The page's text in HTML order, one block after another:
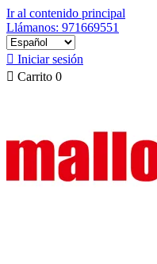
Ir al contenido principal
Llámanos: 971669551
 Iniciar sesión
 Carrito 0